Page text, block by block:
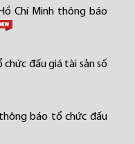
Chí Minh thông báo
đấu giá tài sản số
báo tổ chức đấu